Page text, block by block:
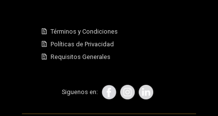
Términos y Condiciones
Políticas de Privacidad
Requisitos Generales
Siguenos en: